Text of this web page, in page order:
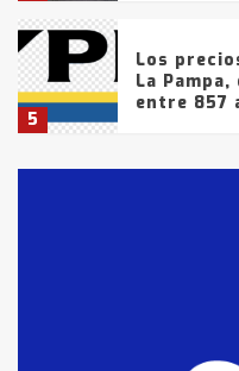
5
Los
La
entre 857
fueron